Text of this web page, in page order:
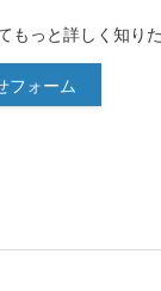
もっと詳しく知り
フォーム